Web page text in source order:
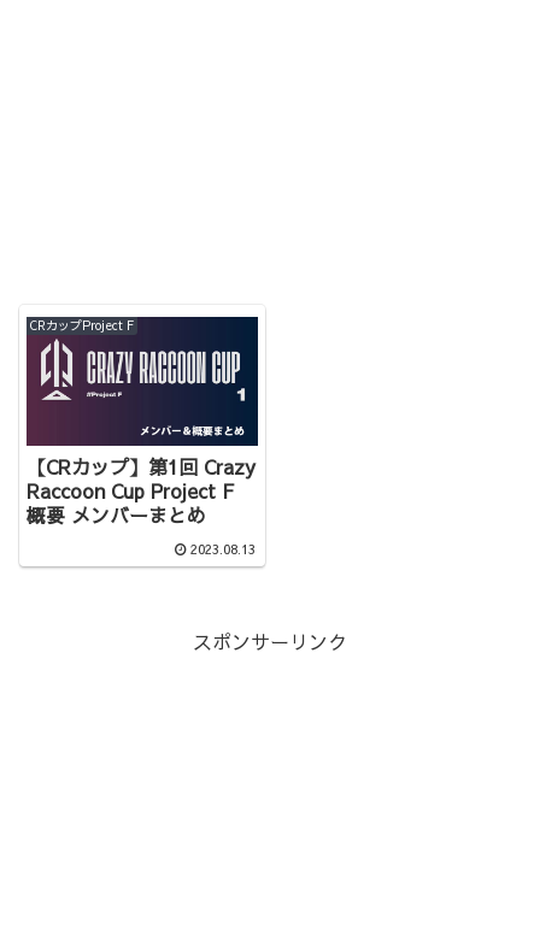
CRカップProject F
【CRカップ】第1回 Crazy
Raccoon Cup Project F
概要 メンバーまとめ
2023.08.13
スポンサーリンク